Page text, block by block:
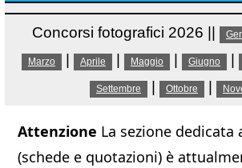
Concorsi fotografici 2026 ||
Marzo Aprile Maggio Giugno
Settembre Ottobre
Attenzione La sezione dedicata
(schede e quotazioni) è